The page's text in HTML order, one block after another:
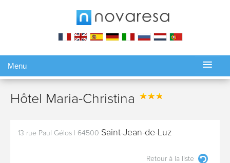
Menu
Hôtel Maria-Christina
13 rue Paul Gélos 64500 Saint-Jean-de-Luz
Retour à la liste